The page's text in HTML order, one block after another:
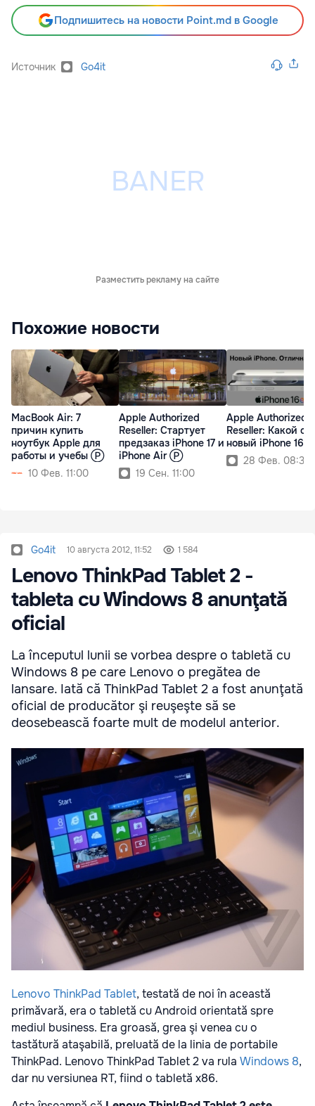
Подпишитесь на новости Point.md в Google
Источник Go4it
Разместить рекламу на сайте
Похожие новости
MacBook Air: 7
причин купить
ноутбук Apple для
работы и учебы Ⓟ
10 Фев. 11:00
Apple Authorized
Reseller: Cтартует
предзаказ iPhone 17 и
iPhone Air Ⓟ
19 Сен. 11:00
Apple Authorized
Reseller: Какой он,
новый iPhone
28 Фев. 08:30
Go4it 10 августа 2012, 11:52 1 584
Lenovo ThinkPad Tablet 2 -
tableta cu Windows 8 anunţată
oficial
La începutul lunii se vorbea despre o tabletă cu
Windows 8 pe care Lenovo o pregătea de
lansare. Iată că ThinkPad Tablet 2 a fost anunţată
oficial de producător şi reuşeşte să se
deosebească foarte mult de modelul anterior.
Lenovo ThinkPad Tablet, testată de noi în această
primăvară, era o tabletă cu Android orientată spre
mediul business. Era groasă, grea şi venea cu o
tastătură ataşabilă, preluată de la linia de portabile
ThinkPad. Lenovo ThinkPad Tablet 2 va rula Windows 8,
dar nu versiunea RT, fiind o tabletă x86.